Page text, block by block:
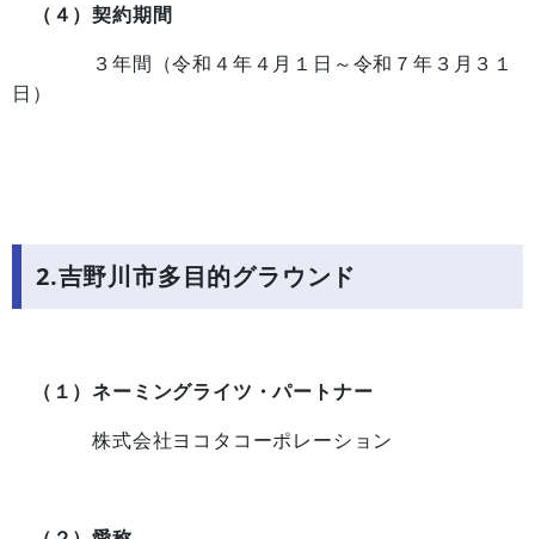
（４）契約期間
３年間（令和４年４月１日～令和７年３月３１
日）
2.吉野川市多目的グラウンド
（１）ネーミングライツ・パートナー
株式会社ヨコタコーポレーション